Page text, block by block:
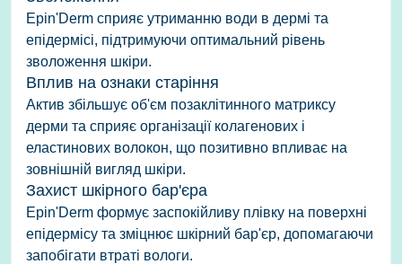
Epin'Derm сприяє утриманню води в дермі та
епідермісі, підтримуючи оптимальний рівень
зволоження шкіри.
Вплив на ознаки старіння
Актив збільшує об'єм позаклітинного матриксу
дерми та сприяє організації колагенових і
еластинових волокон, що позитивно впливає на
зовнішній вигляд шкіри.
Захист шкірного бар'єра
Epin'Derm формує заспокійливу плівку на поверхні
епідермісу та зміцнює шкірний бар'єр, допомагаючи
запобігати втраті вологи.